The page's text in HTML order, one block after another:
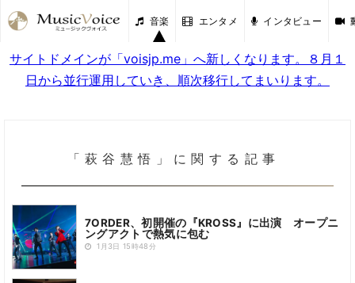
音楽 エンタメ インタビュー
サイトドメインが「voisjp.me」へ新しくなります。８月１
日から並行運用していき、順次移行してまいります。
「萩谷慧悟」に関する記事
7ORDER、初開催の『KROSS』に出演 オープニ
ングアクトで熱気に包む
1月3日 15時48分